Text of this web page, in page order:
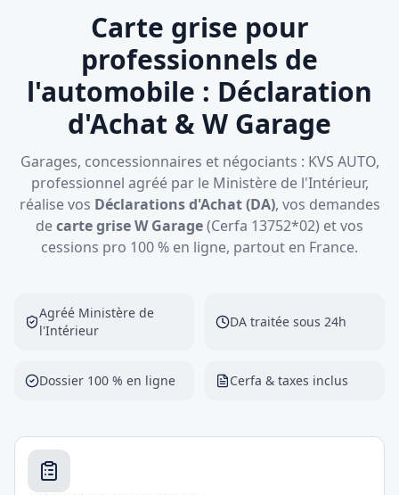
Carte grise pour
professionnels de
l'automobile : Déclaration
d'Achat & W Garage
Garages, concessionnaires et négociants : KVS AUTO,
professionnel agréé par le Ministère de l'Intérieur,
réalise vos Déclarations d'Achat (DA), vos demandes
decarte grise W Garage(Cerfa 13752*02) et vos
cessions pro 100 % en ligne, partout en France.
Agréé Ministère de
l'Intérieur
DA traitée sous 24h
Dossier 100 % en ligne Cerfa & taxes inclus